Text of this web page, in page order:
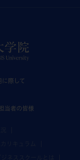
に際して
当者の皆様